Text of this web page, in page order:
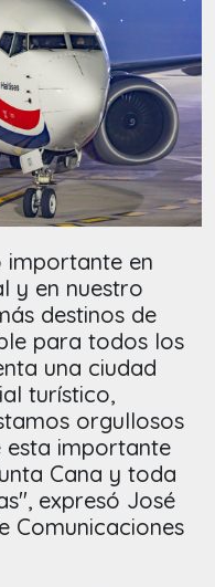
importante en
y en nuestro
destinos de
para todos los
una ciudad
turístico,
orgullosos
importante
Cana y toda
expresó José
Comunicaciones